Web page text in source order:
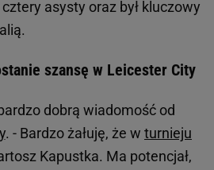
cztery asysty oraz był kluczowy
szansę w Leicester City
dobrą wiadomość od
. - Bardzo żałuję, że w turnieju
Kapustka. Ma potencjał,